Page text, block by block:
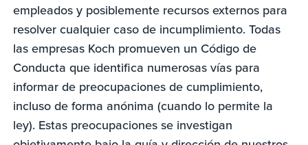
empleados y posiblemente recursos externos para
resolver cualquier caso de incumplimiento. Todas
las empresas Koch promueven un Código de
Conducta que identifica numerosas vías para
informar de preocupaciones de cumplimiento,
incluso de forma anónima (cuando lo permite la
ley). Estas preocupaciones se investigan